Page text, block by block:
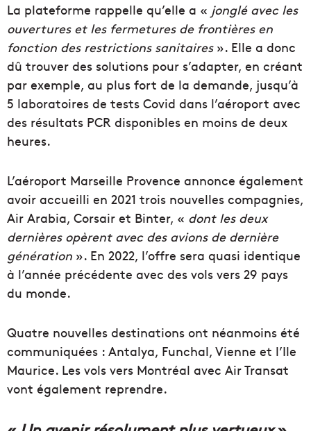
La plateforme rappelle qu’elle a « jonglé avec les
ouvertures et les fermetures de frontières en
fonction des restrictions sanitaires». Elle a donc
dû trouver des solutions pour s’adapter, en créant
par exemple, au plus fort de la demande, jusqu’à
5 laboratoires de tests Covid dans l’aéroport avec
des résultats PCR disponibles en moins de deux
heures.
L’aéroport Marseille Provence annonce également
avoir accueilli en 2021 trois nouvelles compagnies,
Air Arabia, Corsair et Binter, « dont les deux
dernières opèrent avec des avions de dernière
génération ». En 2022, l’offre sera quasi identique
à l’année précédente avec des vols vers 29 pays
du monde.
Quatre nouvelles destinations ont néanmoins été
communiquées : Antalya, Funchal, Vienne et l’Ile
Maurice. Les vols vers Montréal avec Air Transat
vont également reprendre.